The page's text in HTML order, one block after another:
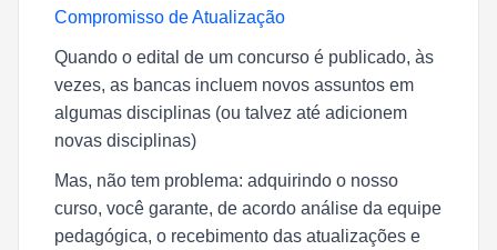
Compromisso de Atualização
Quando o edital de um concurso é publicado, às
vezes, as bancas incluem novos assuntos em
algumas disciplinas (ou talvez até adicionem
novas disciplinas)
Mas, não tem problema: adquirindo o nosso
curso, você garante, de acordo análise da equipe
pedagógica, o recebimento das atualizações e